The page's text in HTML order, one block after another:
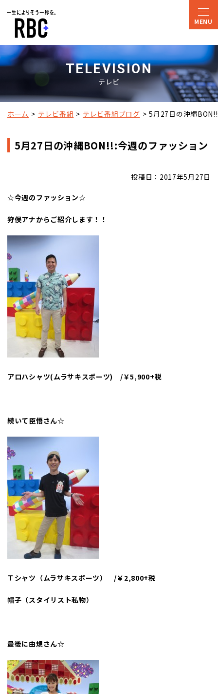
TELEVISION
テレビ
ホーム テレビ番組 テレビ番組ブログ 5月27日の沖縄
5月27日の沖縄BON!!:今週のファッション
投稿日：2017年5月27日
☆今週のファッション☆
狩俣アナからご紹介します！！
アロハシャツ(ムラサキスポーツ) /￥5,900+税
続いて臣悟さん☆
Ｔシャツ（ムラサキスポーツ） /￥2,800+税
帽子（スタイリスト私物）
最後に由規さん☆